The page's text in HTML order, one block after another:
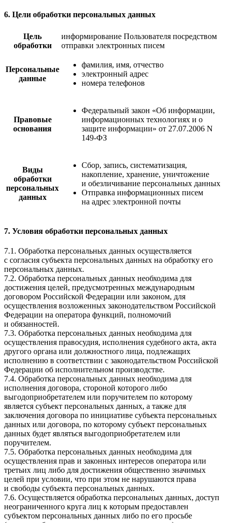
6. Цели обработки персональных данных
Цель
обработки
информирование Пользователя посредством
отправки электронных писем
Персональные
данные
фамилия, имя, отчество
электронный адрес
номера телефонов
Правовые
основания
Федеральный закон «Об информации,
информационных технологиях и о
защите информации» от 27.07.2006 N
149-ФЗ
Виды
обработки
персональных
данных
Сбор, запись, систематизация,
накопление, хранение, уничтожение
и обезличивание персональных данных
Отправка информационных писем
на адрес электронной почты
7. Условия обработки персональных данных
7.1. Обработка персональных данных осуществляется
с согласия субъекта персональных данных на обработку его
персональных данных.
7.2. Обработка персональных данных необходима для
достижения целей, предусмотренных международным
договором Российской Федерации или законом, для
осуществления возложенных законодательством Российской
Федерации на оператора функций, полномочий
и обязанностей.
7.3. Обработка персональных данных необходима для
осуществления правосудия, исполнения судебного акта, акта
другого органа или должностного лица, подлежащих
исполнению в соответствии с законодательством Российской
Федерации об исполнительном производстве.
7.4. Обработка персональных данных необходима для
исполнения договора, стороной которого либо
выгодоприобретателем или поручителем по которому
является субъект персональных данных, а также для
заключения договора по инициативе субъекта персональных
данных или договора, по которому субъект персональных
данных будет являться выгодоприобретателем или
поручителем.
7.5. Обработка персональных данных необходима для
осуществления прав и законных интересов оператора или
третьих лиц либо для достижения общественно значимых
целей при условии, что при этом не нарушаются права
и свободы субъекта персональных данных.
7.6. Осуществляется обработка персональных данных, доступ
неограниченного круга лиц к которым предоставлен
субъектом персональных данных либо по его просьбе